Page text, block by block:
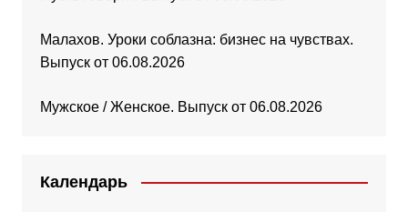
Малахов. Уроки соблазна: бизнес на чувствах.
Выпуск от 06.08.2026
Мужское / Женское. Выпуск от 06.08.2026
Календарь